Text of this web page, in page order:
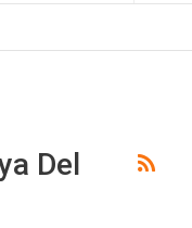
Del